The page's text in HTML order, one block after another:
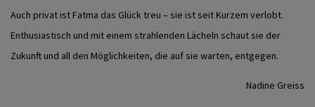
Auch privat ist Fatma das Glück treu – sie ist seit Kurzem verlobt.
Enthusiastisch und mit einem strahlenden Lächeln schaut sie der
Zukunft und all den Möglichkeiten, die auf sie warten, entgegen.
Nadine Greiss